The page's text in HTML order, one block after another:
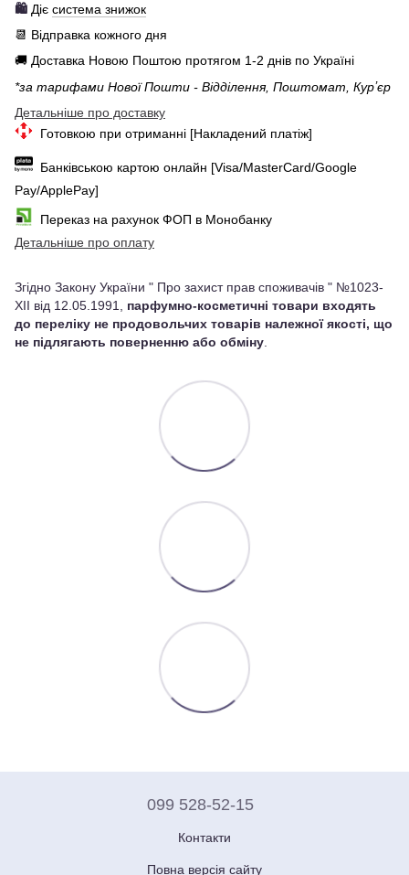
🛍️ Діє система знижок
📆 Відправка кожного дня
🚚 Доставка Новою Поштою протягом 1-2 днів по Україні
*за тарифами Нової Пошти - Відділення, Поштомат, Курʼєр
Детальніше про доставку
Готовкою при отриманні [Накладений платіж]
Банківською картою онлайн [Visa/MasterCard/Google
Pay/ApplePay]
Переказ на рахунок ФОП в Монобанку
Детальніше про оплату
Згідно Закону України " Про захист прав споживачів " №1023-
XII від 12.05.1991, парфумно-косметичні товари входять
до переліку не продовольчих товарів належної якості, що
не підлягають поверненню або обміну
099 528-52-15
Контакти
Повна версія сайту